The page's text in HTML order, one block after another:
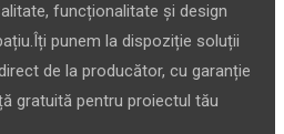
funcționalitate și design
punem la dispoziție soluții
de la producător, cu garanție
gratuită pentru proiectul tău